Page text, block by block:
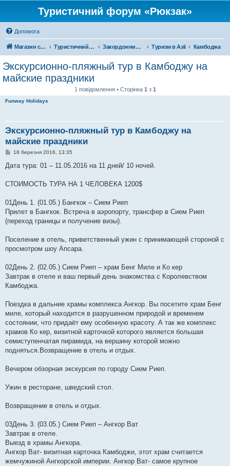
Туристичний форум «Рюкзак»
Допомога
Магазин спорядження Туристичний форум «Рюкзак» Закордонний туризм Туризм в Азії Камбоджа
Экскурсионно-пляжный тур в Камбоджу на
майские праздники
1 повідомлення • Сторінка 1 з 1
Funway Holidays
Экскурсионно-пляжный тур в Камбоджу на
майские праздники
П
в
о
е
н
н
я
18 березня 2016, 13:35
Дата тура: 01 – 11.05.2016 на 11 дней/ 10 ночей.
СТОИМОСТЬ ТУРА НА 1 ЧЕЛОВЕКА 1200$
01День 1. (01.05.) Бангкок – Сием Риеп
Прилет в Бангкок. Встреча в аэропорту, трансфер в Сием Риеп
(переход границы и получение визы).
Поселение в отель, приветственный ужин с принимающей стороной с
просмотром шоу Апсара.
02День 2. (02.05.) Сием Риеп – храм Бенг Миле и Ко кер
Завтрак в отеле и ваш первый день знакомства с Королевством
Камбоджа.
Поездка в дальние храмы комплекса Ангкор. Вы посетите храм Бенг
миле, который находится в разрушенном природой и временем
состоянии, что придаёт ему особенную красоту. А так же комплекс
храмов Ко кер, визитной карточкой которого является большая
семиступенчатая пирамида, на вершину которой можно
подняться.Возвращение в отель и отдых.
Вечером обзорная экскурсия по городу Сием Риеп.
Ужин в ресторане, шведский стол.
Возвращение в отель и отдых.
03День 3. (03.05.) Сием Риеп – Ангкор Ват
Завтрак в отеле.
Выезд в храмы Ангкора.
Ангкор Ват- визитная карточка Камбоджи, этот храм считается
жемчужиной Ангкорской империи. Ангкор Ват- самое крупное